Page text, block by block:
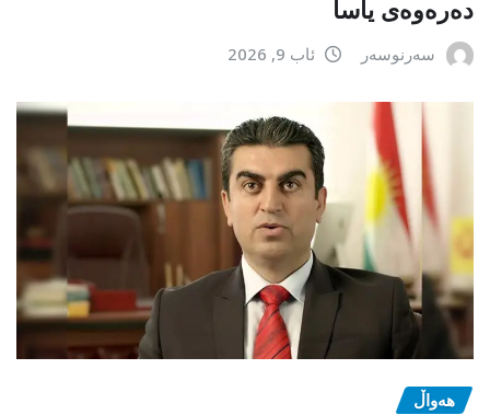
دەرەوەی یاسا
سەرنوسەر ئاب 9, 2026
هەواڵ